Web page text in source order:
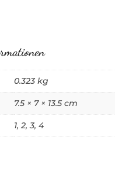
0.323 kg
7.5 × 7 × 13.5 cm
1, 2, 3, 4